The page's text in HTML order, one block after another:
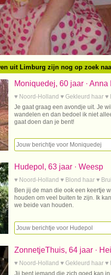
uit Limburg zijn nog op zoek
Moniquedej, 60 jaar ·
♥ Noord-Holland ♥ Gekleurd haar ♥
Je gaat graag een avondje uit. Je
wandelen en dan bedoel ik niet
gaat doen dan je bent!
Hudepol, 63 jaar · Weesp
♥ Noord-Holland ♥ Blond haar ♥
Ben jij de man die ook een keertje
houden om veel buiten te zijn. Ik
we beide van houden.
ZonnetjeThuis, 64 jaar ·
♥ Noord-Holland ♥ Gekleurd haar ♥
Jij bent iemand die zich goed kan